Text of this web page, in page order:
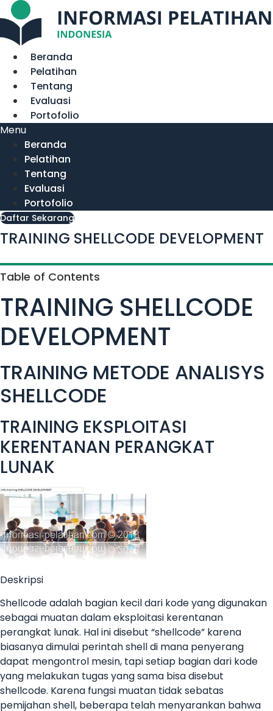
Lewati
ke
konten
Beranda
Pelatihan
Tentang
Evaluasi
Portofolio
Menu
Beranda
Pelatihan
Tentang
Evaluasi
Portofolio
Daftar Sekarang
TRAINING SHELLCODE DEVELOPMENT
Table of Contents
TRAINING SHELLCODE
DEVELOPMENT
TRAINING METODE ANALISYS
SHELLCODE
TRAINING EKSPLOITASI
KERENTANAN PERANGKAT
LUNAK
Deskripsi
Shellcode adalah bagian kecil dari kode yang digunakan
sebagai muatan dalam eksploitasi kerentanan
perangkat lunak. Hal ini disebut “shellcode” karena
biasanya dimulai perintah shell di mana penyerang
dapat mengontrol mesin, tapi setiap bagian dari kode
yang melakukan tugas yang sama bisa disebut
shellcode. Karena fungsi muatan tidak sebatas
pemijahan shell, beberapa telah menyarankan bahwa